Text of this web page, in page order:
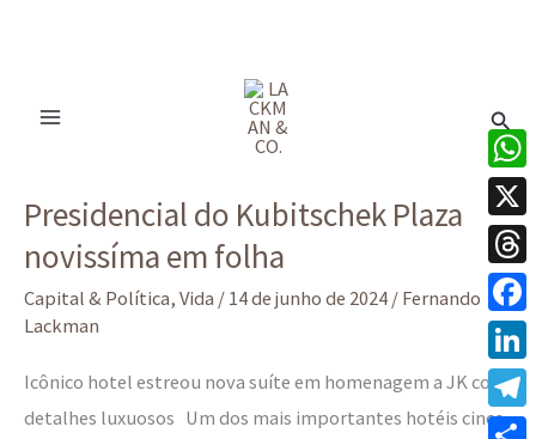
Presidencial do Kubitschek Plaza
novissíma em folha
Capital & Política, Vida / 14 de junho de 2024 / Fernando
Lackman
Icônico hotel estreou nova suíte em homenagem a JK com
detalhes luxuosos Um dos mais importantes hotéis cinco
do
Kubitschek
Plaza
novissíma
folha
X